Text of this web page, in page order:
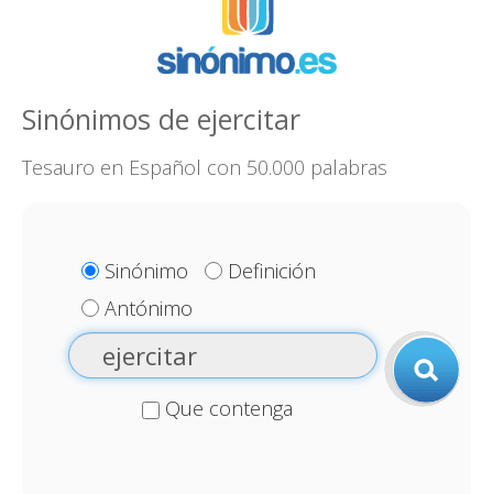
Sinónimos de ejercitar
Tesauro en Español con 50.000 palabras
Sinónimo
Definición
Antónimo
Que contenga